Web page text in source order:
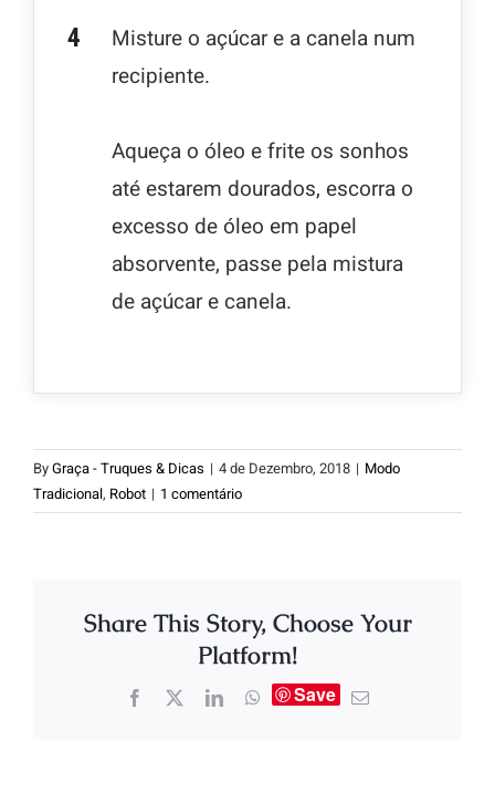
Misture o açúcar e a canela num
recipiente.
Aqueça o óleo e frite os sonhos
até estarem dourados, escorra o
excesso de óleo em papel
absorvente, passe pela mistura
de açúcar e canela.
ByGraça - Truques & Dicas | 4 de Dezembro, 2018 | Modo
Tradicional, Robot | 1 comentário
Share This Story, Choose Your
Platform!
Save